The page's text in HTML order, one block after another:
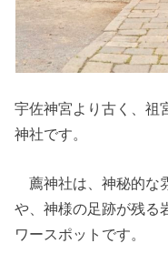
宇佐神宮より古く、祖
神社です。
薦神社は、神秘的な
や、神様の足跡が残る
ワースポットです。